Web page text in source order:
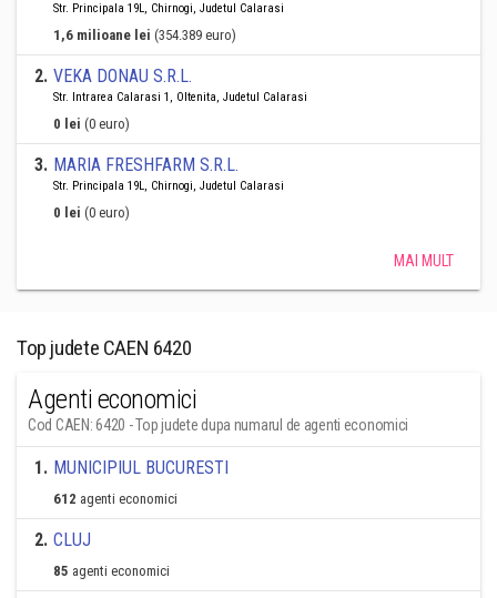
Str. Principala 19L, Chirnogi, Judetul Calarasi
1,6 milioane lei (354.389 euro)
2. VEKA DONAU S.R.L.
Str. Intrarea Calarasi 1, Oltenita, Judetul Calarasi
0 lei (0 euro)
3. MARIA FRESHFARM S.R.L.
Str. Principala 19L, Chirnogi, Judetul Calarasi
0 lei (0 euro)
MAI MULT
Top judete CAEN 6420
Agenti economici
Cod CAEN: 6420 - Top judete dupa numarul de agenti economici
1. MUNICIPIUL BUCURESTI
612 agenti economici
2. CLUJ
85 agenti economici